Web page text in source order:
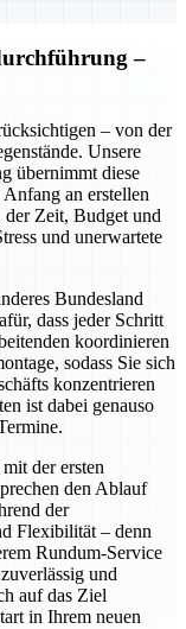
–
– von der
Unsere
übernimmt diese
an erstellen
der Zeit, Budget und
und unerwartete
Bundesland
dass jeder Schritt
koordinieren
sodass Sie sich
konzentrieren
ist dabei genauso
der ersten
den Ablauf
der
Flexibilität – denn
Rundum-Service
und
auf das Ziel
in Ihrem neuen